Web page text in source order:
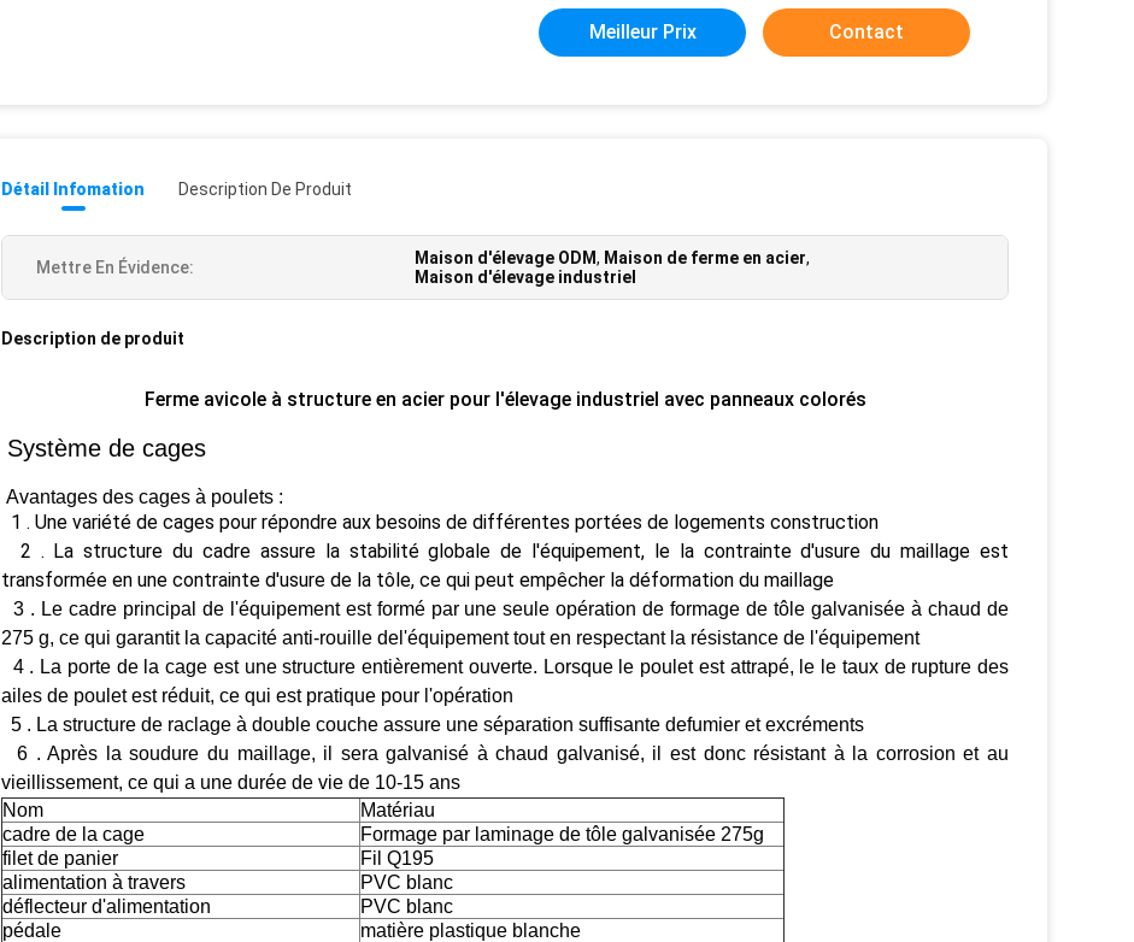
Meilleur Prix Contact
Détail Infomation Description De Produit
Mettre En Évidence: Maison d'élevage ODM, Maison de ferme en acier,
Maison d'élevage industriel
Description de produit
Ferme avicole à structure en acier pour l'élevage industriel avec panneaux colorés
Système de cages
Avantages des cages à poulets :
1 . Une variété de cages pour répondre aux besoins de différentes portées de logements construction
2 . La structure du cadre assure la stabilité globale de l'équipement, le la contrainte d'usure du maillage est
transformée en une contrainte d'usure de la tôle, ce qui peut empêcher la déformation du maillage
3 . Le cadre principal de l'équipement est formé par une seule opération de formage de tôle galvanisée à chaud de
275 g, ce qui garantit la capacité anti-rouille de l'équipement tout en respectant la résistance de l'équipement
4 . La porte de la cage est une structure entièrement ouverte. Lorsque le poulet est attrapé, le le taux de rupture des
ailes de poulet est réduit, ce qui est pratique pour l'opération
5 . La structure de raclage à double couche assure une séparation suffisante defumier et excréments
6 . Après la soudure du maillage, il sera galvanisé à chaud galvanisé, il est donc résistant à la corrosion et au
vieillissement, ce qui a une durée de vie de 10-15 ans
Nom
Matériau
cadre de la cage
Formage par laminage de tôle galvanisée 275g
filet de panier
Fil Q195
alimentation à travers
PVC blanc
déflecteur d'alimentation
PVC blanc
pédale
matière plastique blanche